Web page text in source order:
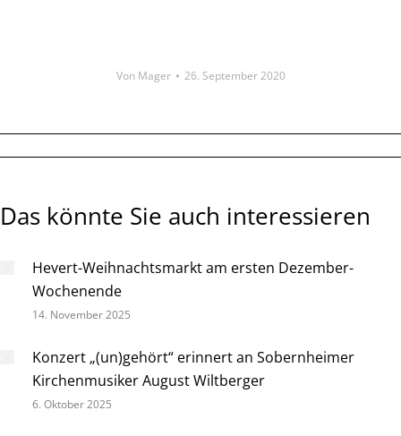
Von Mager 26. September 2020
Das könnte Sie auch interessieren
Hevert-Weihnachtsmarkt am ersten Dezember-
Wochenende
14. November 2025
Konzert „(un)gehört“ erinnert an Sobernheimer
Kirchenmusiker August Wiltberger
6. Oktober 2025